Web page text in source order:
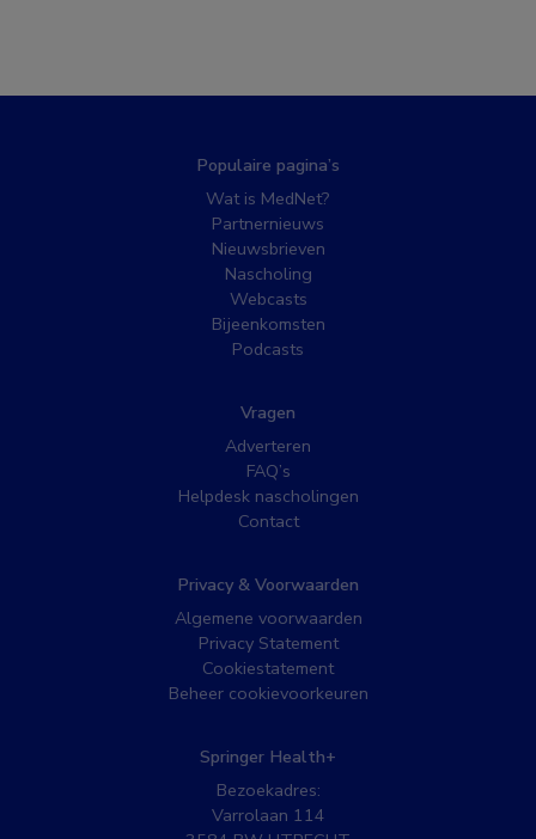
Populaire pagina’s
Wat is MedNet?
Partnernieuws
Nieuwsbrieven
Nascholing
Webcasts
Bijeenkomsten
Podcasts
Vragen
Adverteren
FAQ’s
Helpdesk nascholingen
Contact
Privacy & Voorwaarden
Algemene voorwaarden
Privacy Statement
Cookiestatement
Beheer cookievoorkeuren
Springer Health+
Bezoekadres:
Varrolaan 114